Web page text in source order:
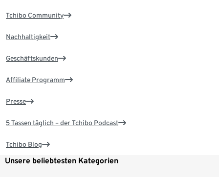
Tchibo Community
Nachhaltigkeit
Geschäftskunden
Affiliate Programm
Presse
5 Tassen täglich – der Tchibo Podcast
Tchibo Blog
Unsere beliebtesten Kategorien